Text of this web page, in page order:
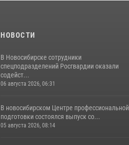
НОВОСТИ
В Новосибирске сотрудники
спецподразделений Росгвардии оказали
содейст...
06 августа 2026, 06:31
В новосибирском Центре профессиональной
подготовки состоялся выпуск со...
05 августа 2026, 08:14